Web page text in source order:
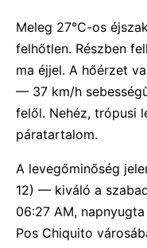
Meleg 27°C-os
felhőtlen. Részben
ma éjjel. A hőérzet
— 37 km/h
felől. Nehéz, trópusi
páratartalom.
A levegőminőség
12) — kiváló a
06:27 AM,
Pos Chiquito